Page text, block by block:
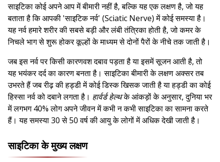
साइटिका कोई अपने आप में बीमारी नहीं है, बल्कि यह एक लक्षण है, जो यह
बताता है कि आपकी 'साइटिक नर्व' (Sciatic Nerve) में कोई समस्या है।
यह नर्व हमारे शरीर की सबसे बड़ी और लंबी तंत्रिका होती है, जो कमर के
निचले भाग से शुरू होकर कूल्हों के माध्यम से दोनों पैरों के नीचे तक जाती है।
जब इस नर्व पर किसी कारणवश दबाव पड़ता है या इसमें सूजन आती है, तो
यह भयंकर दर्द का कारण बनता है। साइटिका बीमारी के लक्षण अक्सर तब
उभरते हैं जब रीढ़ की हड्डी में कोई डिस्क खिसक जाती है या हड्डी का कोई
हिस्सा नर्व को दबाने लगता है। हार्वर्ड हेल्थके आंकड़ों के अनुसार, दुनिया भर
में लगभग 40% लोग अपने जीवन में कभी न कभी साइटिका का सामना करते
हैं। यह समस्या 30 से 50 वर्ष की आयु के लोगों में अधिक देखी जाती है।
साइटिका के मुख्य लक्षण